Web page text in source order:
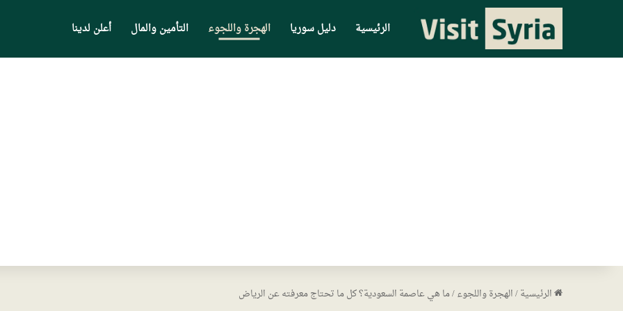
الرئيسية دليل سوريا الهجرة واللجوء التأمين والمال أعلن لدينا
الرئيسية/الهجرة واللجوء/ما هي عاصمة السعودية؟ كل ما تحتاج معرفته عن الرياض